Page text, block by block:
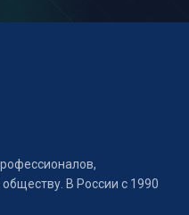
В России с 1990